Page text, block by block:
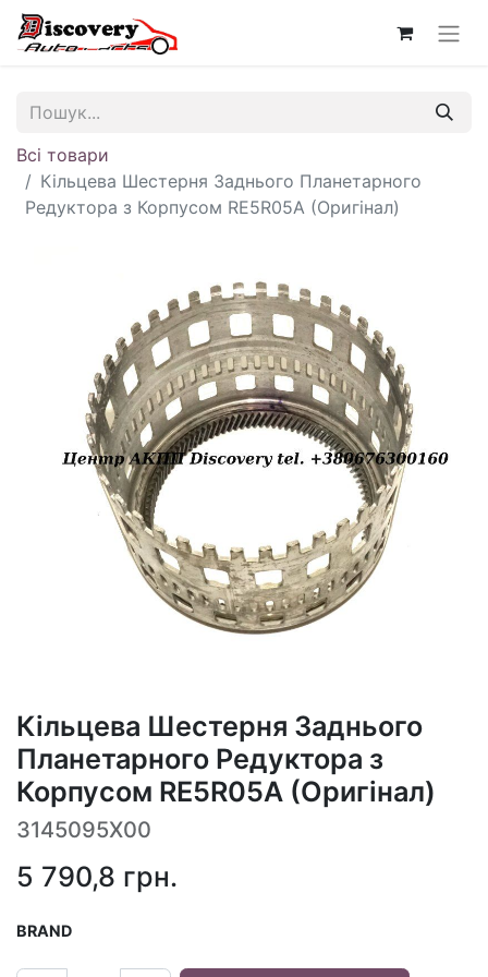
Всі товари
Кільцева Шестерня Заднього Планетарного
Редуктора з Корпусом RE5R05A (Оригінал)
Кільцева Шестерня Заднього
Планетарного Редуктора з
Корпусом RE5R05A (Оригінал)
3145095X00
5 790,8 грн.
BRAND